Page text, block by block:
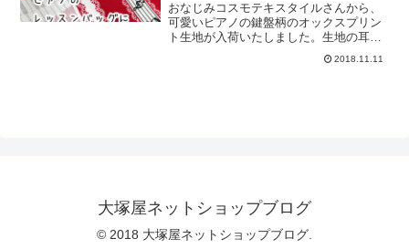
おなじみコスモテキスタイルさんから、
可愛いピアノの鍵盤柄のオックスプリン
ト生地が入荷いたしました。生地の耳と
並行に、音符や鍵盤、レース模様がスト
ライプ状に描かれています。鍵盤柄は、
ススメです♪楽しい音楽の時間のおとも
に、ぜひこちらの「ピアノと音符のオッ
クスプリント」をご活用くださいませ♪ピ
アノと音符のオッ
2018.11.11
大塚屋ネットショップブログ
© 2018 大塚屋ネットショップブログ.